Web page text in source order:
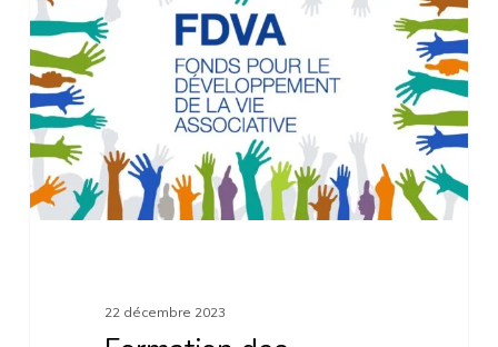
bénévoles
:
faites-
les
financer
par
le
22 décembre 2023